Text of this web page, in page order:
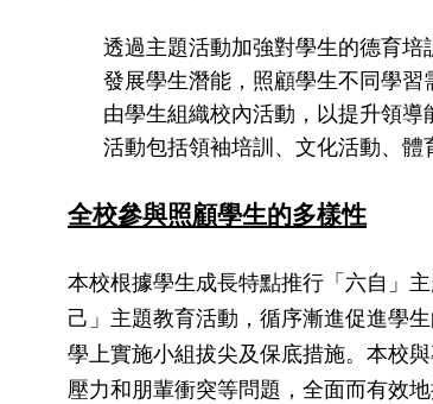
透過主題活動加強對學生的德育
發展學生潛能，照顧學生不同學
由學生組織校內活動，以提升領
活動包括領袖培訓、文化活動、體
全校參與照顧學生的多樣性
本校根據學生成長特點推行「六自」
己」主題教育活動，循序漸進促進學
學上實施小組拔尖及保底措施。本校
壓力和朋輩衝突等問題，全面而有效地